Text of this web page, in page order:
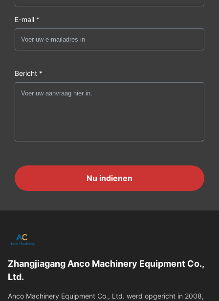
E-mail *
Bericht *
Nu indienen
Zhangjiagang Anco Machinery Equipment Co.,
Ltd.
Anco Machinery Equipment Co., Ltd. werd opgericht in 2008,